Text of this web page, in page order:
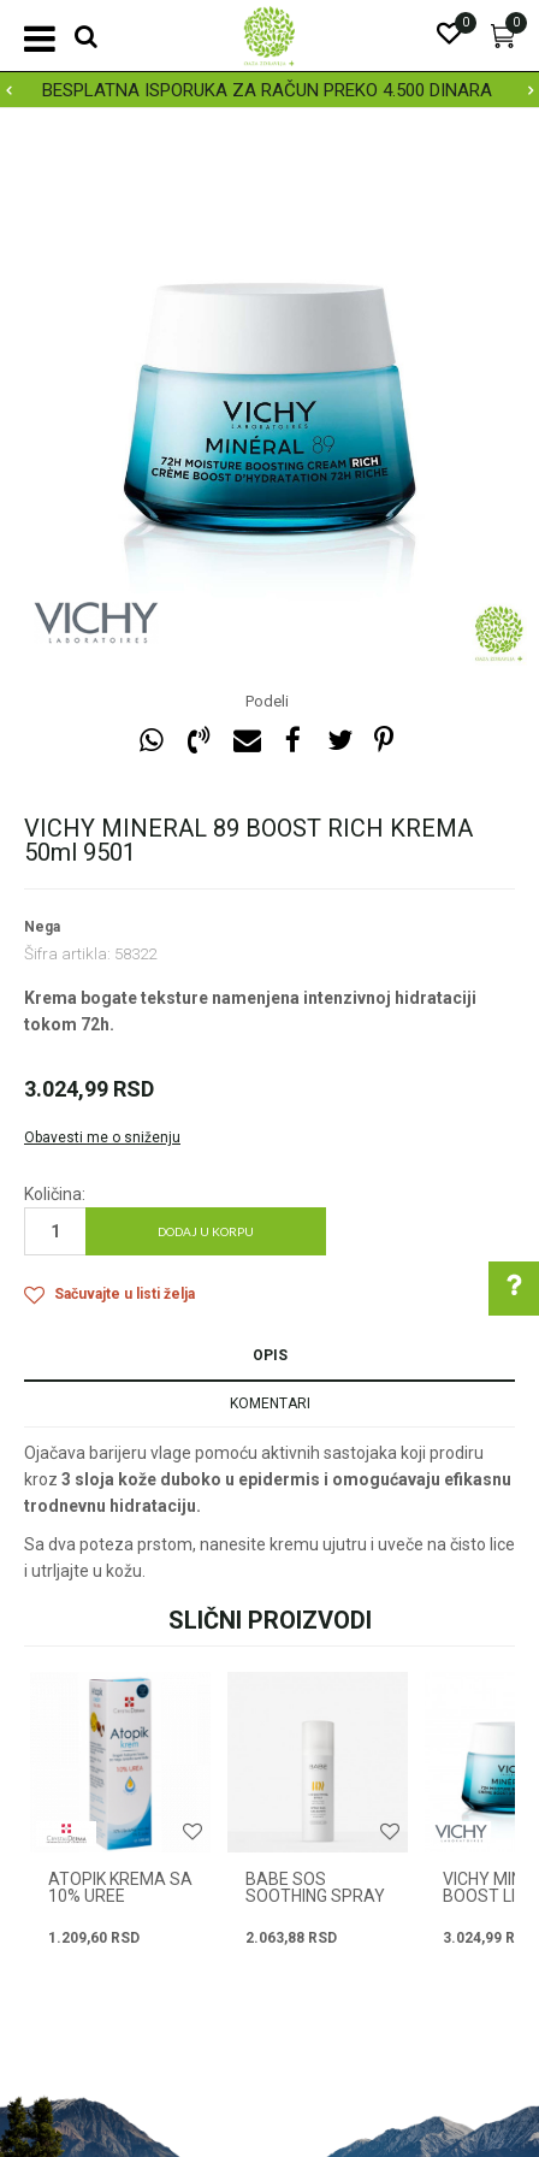
BESPLATNA ISPORUKA ZA RAČUN PREKO 4.500 DINARA
0
0
Podeli
VICHY MINERAL 89 BOOST RICH KREMA
50ml 9501
Nega
Šifra artikla: 58322
Krema bogate teksture namenjena intenzivnoj hidrataciji
tokom 72h.
3.024,99 RSD
Obavesti me o sniženju
Količina:
DODAJ U KORPU
Sačuvajte u listi želja
Pomoć pri kupovini
Za više informacija u
pišite nam:
ili pozovite:
+381631105804
Radno vreme
08h do 16h
OPIS
KOMENTARI
Ojačava barijeru vlage pomoću aktivnih sastojaka koji prodiru
kroz 3 sloja kože duboko u epidermis i omogućavaju efikasnu
trodnevnu hidrataciju.
Sa dva poteza prstom, nanesite kremu ujutru i uveče na čisto lice
i utrljajte u kožu.
SLIČNI PROIZVODI
ATOPIK KREMA SA
10% UREE
1.209,60 RSD
BABE SOS
SOOTHING SPRAY
2.063,88 RSD
VICHY
BOOST
3.024,99 RSD